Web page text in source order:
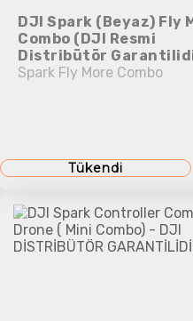
DJI Spark (Beyaz) Fly
Combo (DJI Resmi
Distribütör
Spark Fly More Combo
Tükendi